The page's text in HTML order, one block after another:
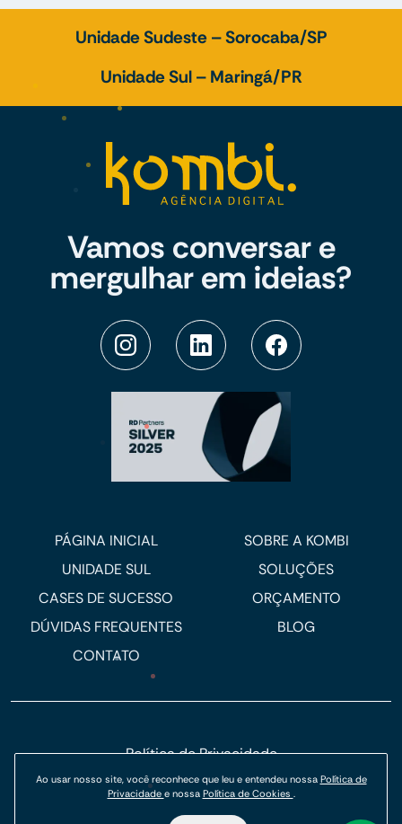
Unidade Sudeste – Sorocaba/SP
Unidade Sul – Maringá/PR
Vamos conversar e
mergulhar em ideias?
PÁGINA INICIAL
SOBRE A KOMBI
UNIDADE SUL
SOLUÇÕES
CASES DE SUCESSO
ORÇAMENTO
DÚVIDAS FREQUENTES
BLOG
CONTATO
Política de Privacidade
Política de Cookies
© Kombi Agência Digital 2026.
Ao usar nosso site, você reconhece que leu e entendeu nossa Política de
Privacidade e nossa Política de Cookies .